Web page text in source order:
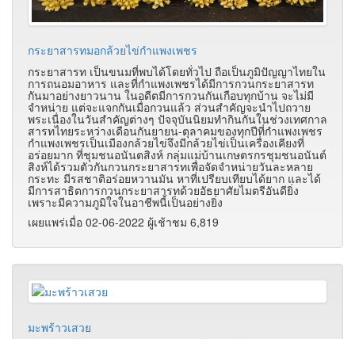
กระยาสารทมอกล้วยไข่กำแพงเพชร
กระยาสารท เป็นขนมที่พบได้โดยทั่วไป ถือเป็นภูมิปัญญาไทยใน
การถนอมอาหาร และที่กำแพงเพชรได้มีการกวนกระยาสารท
กันมาอย่างยาวนาน ในอดีตมีการกวนกันเกือบทุกบ้าน จะไม่มี
จำหน่าย แต่จะแจกกันเมื่อกวนแล้ว ส่วนสำคัญจะนำไปถวาย
พระเนื่องในวันสำคัญต่างๆ ปัจจุบันนิยมทำกินกันในช่วงเทศกาล
สารทไทยระหว่างเดือนกันยายน-ตุลาคมของทุกปีที่กำแพงเพชร
กำแพงเพชรเป็นเมืองกล้วยไข่จึงมีกล้วยไข่เป็นเครื่องเคียงที่
อร่อยมาก ที่ชุมชนอนันตสิงห์ กลุ่มแม่บ้านเกษตรกรชุมชนอนันต์
สิงห์ได้รวมตัวกันกวนกระยาสารทเพื่อจัดจำหน่ายวันละหลาย
กระทะ มีรสชาติอร่อยหวานมัน หาที่เปรียบเทียบได้ยาก และได้
มีการสาธิตการกวนกระยาสารทด้วยอัธยาศัยไมตรีอันดียิ่ง
เพราะมีความภูมิใจในอาชีพนี้เป็นอย่างยิ่ง
เผยแพร่เมื่อ 02-06-2022 ผู้เช้าชม 6,819
มะพร้าวเสวย